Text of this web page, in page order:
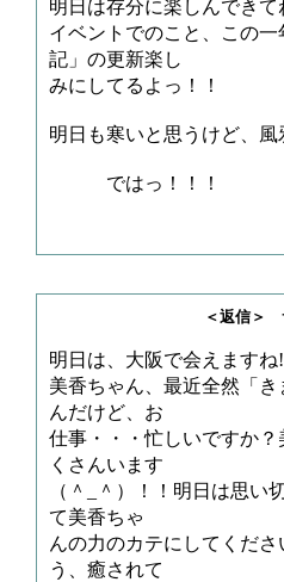
明日は存分に楽しんでき
イベントでのこと、この
記」の更新楽し
みにしてるよっ！！
明日も寒いと思うけど、
ではっ！！！
＜返信＞ サメチャ
明日は、大阪で会えます
美香ちゃん、最近全然「
んだけど、お
仕事・・・忙しいですか
くさんいます
（＾_＾）！！明日は思
て美香ちゃ
んの力のカテにしてくだ
う、癒されて